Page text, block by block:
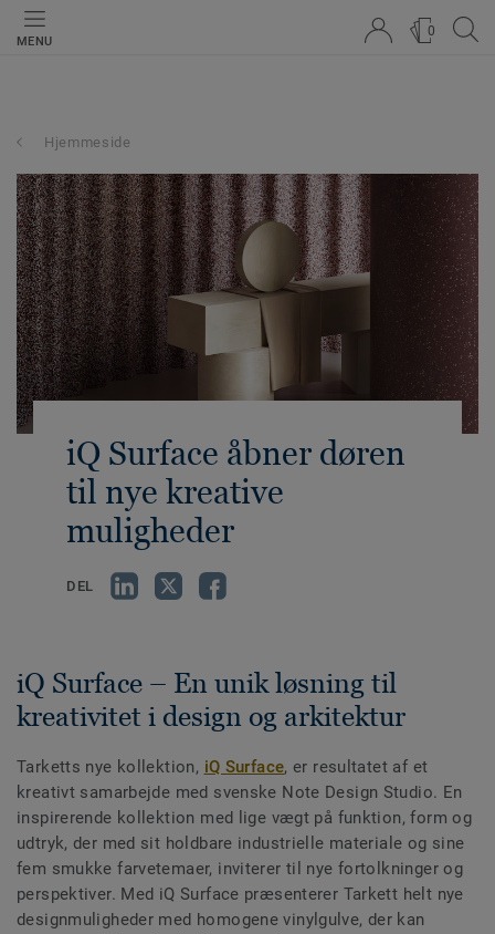
MENU
0
Hjemmeside
iQ Surface åbner døren
til nye kreative
muligheder
DEL
iQ Surface – En unik løsning til
kreativitet i design og arkitektur
Tarketts nye kollektion, iQ Surface, er resultatet af et
kreativt samarbejde med svenske Note Design Studio. En
inspirerende kollektion med lige vægt på funktion, form og
udtryk, der med sit holdbare industrielle materiale og sine
fem smukke farvetemaer, inviterer til nye fortolkninger og
perspektiver. Med iQ Surface præsenterer Tarkett helt nye
designmuligheder med homogene vinylgulve, der kan